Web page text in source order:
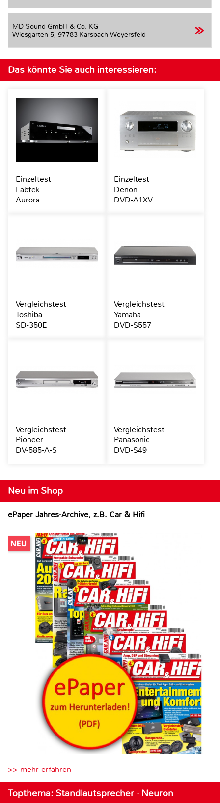
MD Sound GmbH & Co. KG
Wiesgarten 5, 97783 Karsbach-Weyersfeld
Neu im Shop
ePaper Jahres-Archive, z.B. Car & Hifi
>> mehr erfahren
Topthema: Standlautsprecher · Neuron
Das könnte Sie auch interessieren:
Einzeltest
Labtek
Aurora
Einzeltest
Denon
DVD-A1XV
Vergleichstest
Toshiba
SD-350E
Vergleichstest
Yamaha
DVD-S557
Vergleichstest
Pioneer
DV-585-A-S
Vergleichstest
Panasonic
DVD-S49